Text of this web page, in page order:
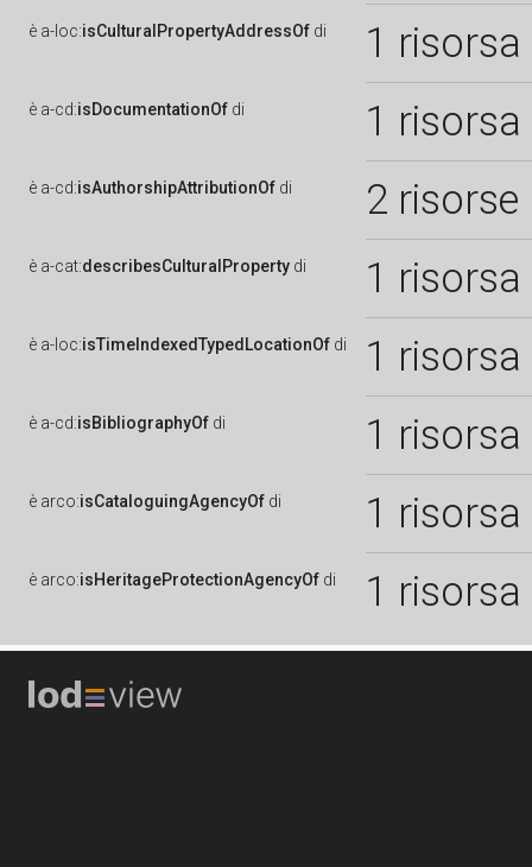
è a-loc:isCulturalPropertyAddressOf di 1 risorsa
è a-cd:isDocumentationOf di 1 risorsa
è a-cd:isAuthorshipAttributionOf di 2 risorse
è a-cat:describesCulturalProperty di 1 risorsa
è a-loc:isTimeIndexedTypedLocationOf di 1 risorsa
è a-cd:isBibliographyOf di 1 risorsa
è arco:isCataloguingAgencyOf di 1 risorsa
è arco:isHeritageProtectionAgencyOf di 1 risorsa